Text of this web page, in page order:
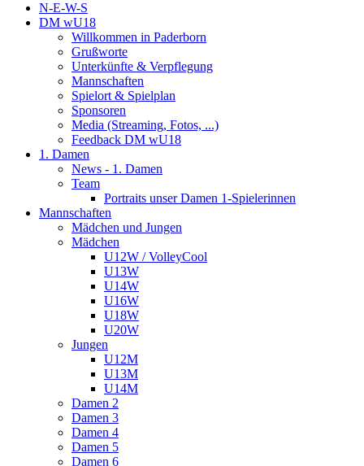
N-E-W-S
DM wU18
Willkommen in Paderborn
Grußworte
Unterkünfte & Verpflegung
Mannschaften
Spielort & Spielplan
Sponsoren
Media (Streaming, Fotos, ...)
Feedback DM wU18
1. Damen
News - 1. Damen
Team
Portraits unser Damen 1-Spielerinnen
Mannschaften
Mädchen und Jungen
Mädchen
U12W / VolleyCool
U13W
U14W
U16W
U18W
U20W
Jungen
U12M
U13M
U14M
Damen 2
Damen 3
Damen 4
Damen 5
Damen 6